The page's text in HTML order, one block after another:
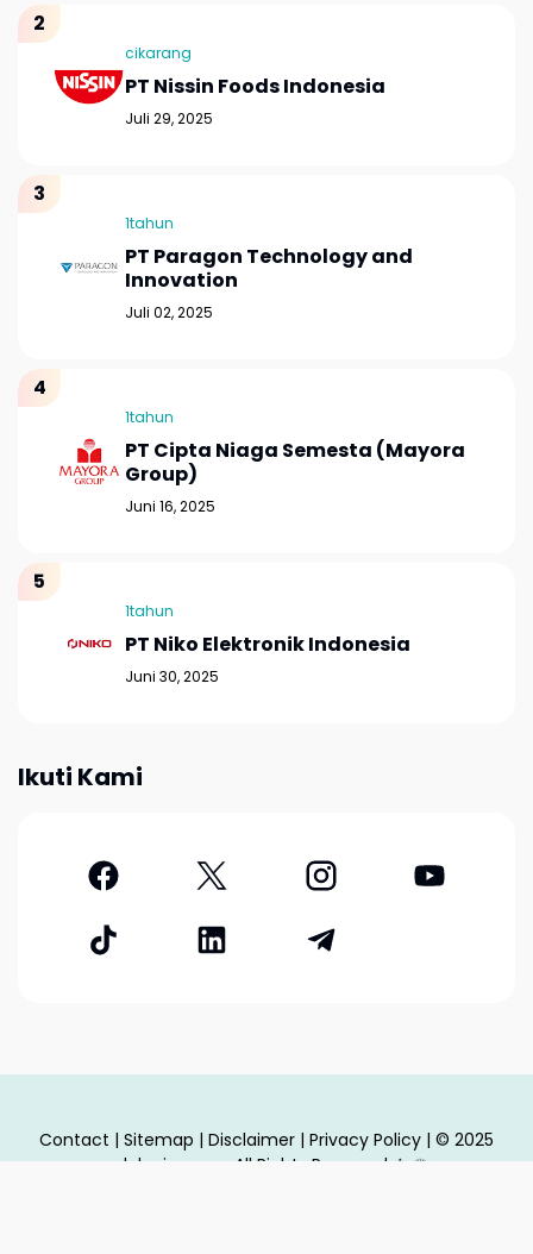
cikarang
PT Nissin Foods Indonesia
Juli 29, 2025
1tahun
PT Paragon Technology and
Innovation
Juli 02, 2025
1tahun
PT Cipta Niaga Semesta (Mayora
Group)
Juni 16, 2025
1tahun
PT Niko Elektronik Indonesia
Juni 30, 2025
Ikuti Kami
Contact | Sitemap | Disclaimer | Privacy Policy | © 2025
adakarir.com - All Rights Reserved ♔ ♕